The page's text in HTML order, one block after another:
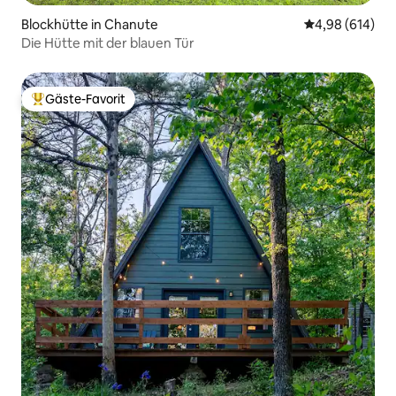
Blockhütte in Chanute
4,98 (614)
Die Hütte mit der blauen Tür
Beliebter Gäste-Favorit.
Gäste-Favorit